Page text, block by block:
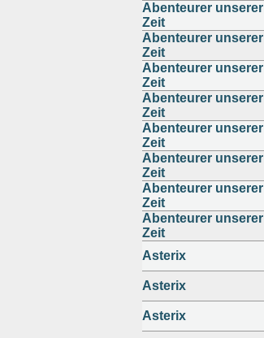
Abenteurer unserer
Zeit
Abenteurer unserer
Zeit
Abenteurer unserer
Zeit
Abenteurer unserer
Zeit
Abenteurer unserer
Zeit
Abenteurer unserer
Zeit
Abenteurer unserer
Zeit
Abenteurer unserer
Zeit
Asterix
Asterix
Asterix